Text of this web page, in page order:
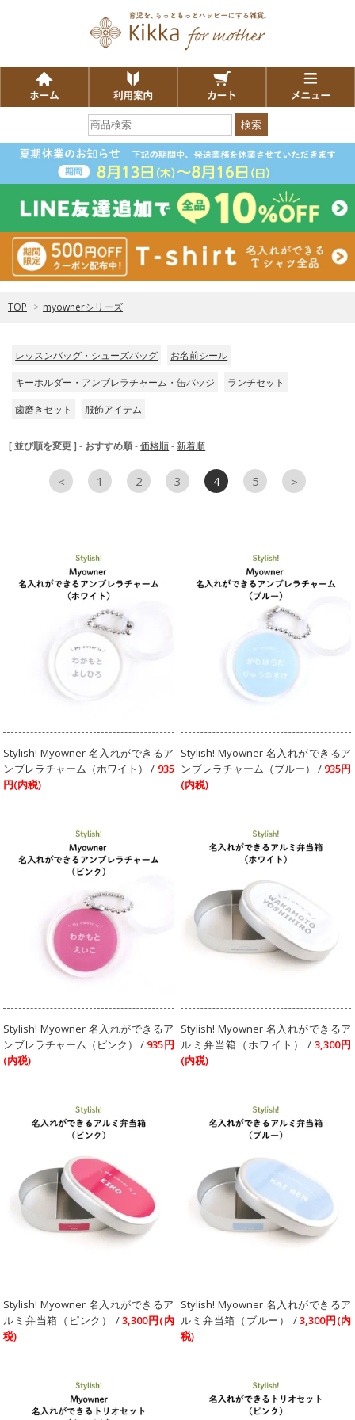
検索
TOP > myownerシリーズ
レッスンバッグ・シューズバッグ
お名前シール
キーホルダー・アンブレラチャーム・缶バッジ
ランチセット
歯磨きセット
服飾アイテム
[ 並び順を変更 ] - おすすめ順-価格順-新着順
＜ 1 2 3 4 5 ＞
Stylish! Myowner 名入れができるア
ンブレラチャーム（ホワイト） / 935
円(内税)
Stylish! Myowner 名入れができるア
ンブレラチャーム（ブルー） / 935円
(内税)
Stylish! Myowner 名入れができるア
ンブレラチャーム（ピンク） / 935円
(内税)
Stylish! Myowner 名入れができるア
ルミ弁当箱（ホワイト） /3,300円
(内税)
Stylish! Myowner 名入れができるア
ルミ弁当箱（ピンク） /3,300円(内
税)
Stylish! Myowner 名入れができるア
ルミ弁当箱（ブルー） /3,300円(内
税)